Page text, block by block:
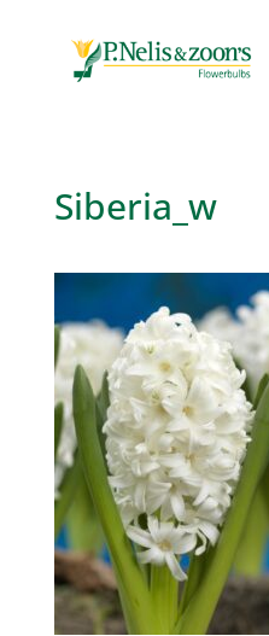
Siberia_w